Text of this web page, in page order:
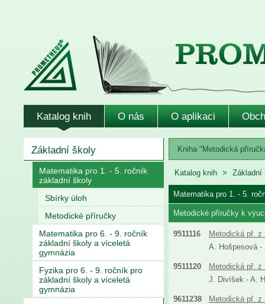
Katalog knih O nás O aplikaci
Základní školy
Matematika pro 1. - 5. ročník
základní školy
Sbírky úloh
Metodické příručky
Matematika pro 6. - 9. ročník
základní školy a víceletá
gymnázia
Fyzika pro 6. - 9. ročník pro
základní školy a víceletá
gymnázia
Kniha "Metodická
Katalog knih
Matematika pro 1. - 5.
Metodické příručky k
9511116
Metodická př.
A. Hošpesová
9511120
Metodická př.
J. Divíšek - A.
9611238
Metodická př.